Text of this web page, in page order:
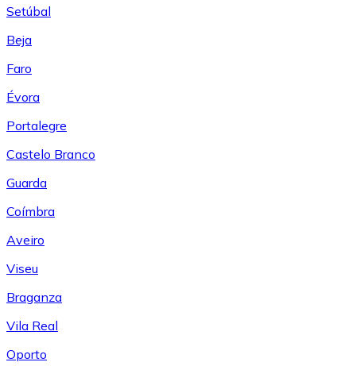
Setúbal
Beja
Faro
Évora
Portalegre
Castelo Branco
Guarda
Coímbra
Aveiro
Viseu
Braganza
Vila Real
Oporto